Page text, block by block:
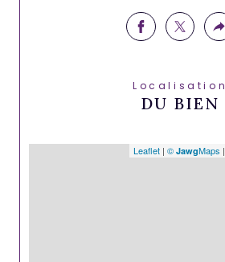
Localisation
DU BIEN
Leaflet | © JawgMaps |